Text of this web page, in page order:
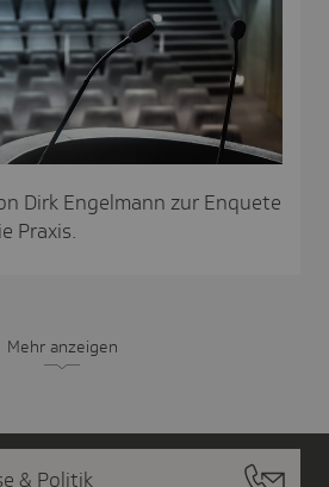
Dirk Engelmann zur Enquete
Praxis.
Mehr anzeigen
& Politik